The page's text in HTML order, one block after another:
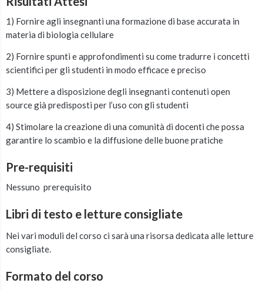
1) Fornire agli insegnanti una formazione di base accurata in
materia di biologia cellulare
2) Fornire spunti e approfondimenti su come tradurre i concetti
scientifici per gli studenti in modo efficace e preciso
3) Mettere a disposizione degli insegnanti contenuti open
source già predisposti per l’uso con gli studenti
4) Stimolare la creazione di una comunità di docenti che possa
garantire lo scambio e la diffusione delle buone pratiche
Pre-requisiti
Nessuno prerequisito
Libri di testo e letture consigliate
Nei vari moduli del corso ci sarà una risorsa dedicata alle letture
consigliate.
Formato del corso